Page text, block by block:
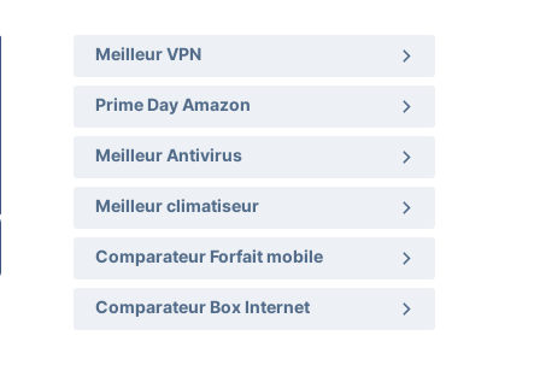
Meilleur VPN
Prime Day Amazon
Meilleur Antivirus
Meilleur climatiseur
Comparateur Forfait mobile
Comparateur Box Internet